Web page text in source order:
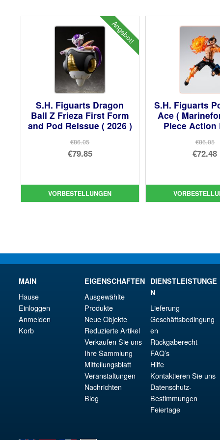
Angebot!
S.H. Figuarts Dragon
Ball Z Frieza First Form
and Pod Reissue ( 2026 )
€86.05
Ursprünglicher
€86.05
€79.85
ist:
€79.85.
VORBESTELLUNGEN
S.H. Figuarts
Ace (
Piece Action
€86.05
€72.48
ist:
MAIN
Hause
Einloggen
Anmelden
Korb
EIGENSCHAFTEN
Ausgewählte
Produkte
Neue Objekte
Reduzierte Artikel
Verkaufen Sie uns
Ihre Sammlung
Mitteilungsblatt
Veranstaltungen
Nachrichten
Blog
DIENSTLEISTUNGE
N
Lieferung
Geschäftsbedingung
en
Rückgaberecht
FAQ’s
Hilfe
Kontaktieren Sie uns
Datenschutz-
Bestimmungen
Feiertage